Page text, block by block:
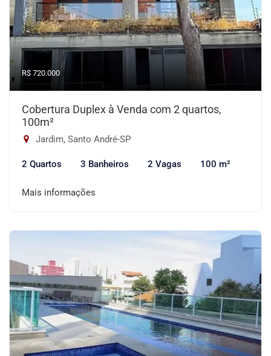
R$ 720.000
Cobertura Duplex à Venda com 2 quartos,
100m²
Jardim, Santo André-SP
2 Quartos 3 Banheiros 2 Vagas 100 m²
Mais informações